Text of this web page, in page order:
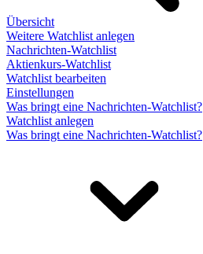
Übersicht
Weitere Watchlist anlegen
Nachrichten-Watchlist
Aktienkurs-Watchlist
Watchlist bearbeiten
Einstellungen
Was bringt eine Nachrichten-Watchlist?
Watchlist anlegen
Was bringt eine Nachrichten-Watchlist?